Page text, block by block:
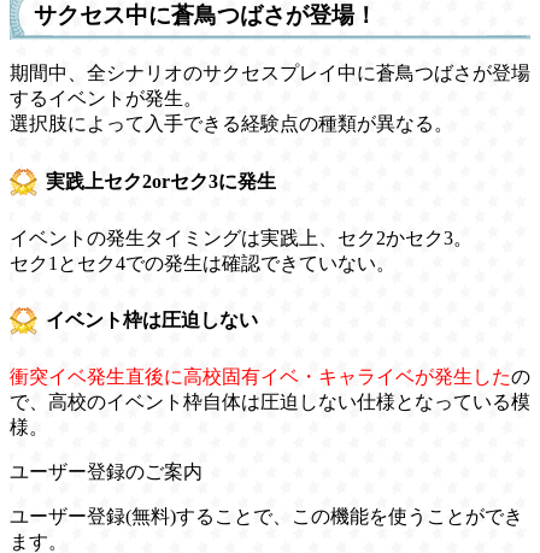
サクセス中に蒼鳥つばさが登場！
期間中、全シナリオのサクセスプレイ中に蒼鳥つばさが登場
するイベントが発生。
選択肢によって入手できる経験点の種類が異なる。
実践上セク2orセク3に発生
イベントの発生タイミングは実践上、セク2かセク3。
セク1とセク4での発生は確認できていない。
イベント枠は圧迫しない
衝突イベ発生直後に高校固有イベ・キャライベが発生したの
で、高校のイベント枠自体は圧迫しない仕様となっている模
様。
ユーザー登録のご案内
ユーザー登録(無料)することで、この機能を使うことができ
ます。